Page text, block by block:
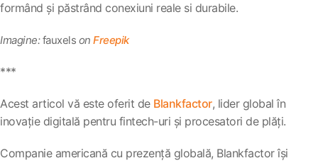
formând și păstrând conexiuni reale si durabile.
Imagine:fauxels on Freepik
***
Acest articol vă este oferit de Blankfactor, lider global în
inovație digitală pentru fintech-uri și procesatori de plăți.
Companie americană cu prezență globală, Blankfactor își